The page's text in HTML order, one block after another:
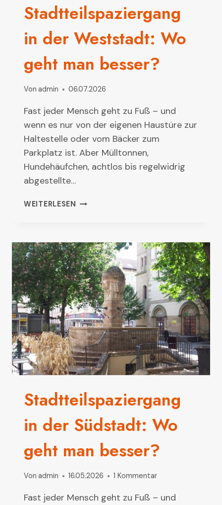
Stadtteilspaziergang
in der Weststadt: Wo
geht man besser?
Von admin 06.07.2026
Fast jeder Mensch geht zu Fuß – und
wenn es nur von der eigenen Haustüre zur
Haltestelle oder vom Bäcker zum
Parkplatz ist. Aber Mülltonnen,
Hundehäufchen, achtlos bis regelwidrig
abgestellte…
WEITERLESEN STADTTEILSPAZIERGANG
WO
GEHT
MAN
BESSER?
Stadtteilspaziergang
in der Südstadt: Wo
geht man besser?
Von admin 16.05.2026 1 Kommentar
Fast jeder Mensch geht zu Fuß – und